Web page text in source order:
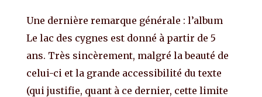
Une dernière remarque générale : l’album
Le lac des cygnes est donné à partir de 5
ans. Très sincèrement, malgré la beauté de
celui-ci et la grande accessibilité du texte
(qui justifie, quant à ce dernier, cette limite